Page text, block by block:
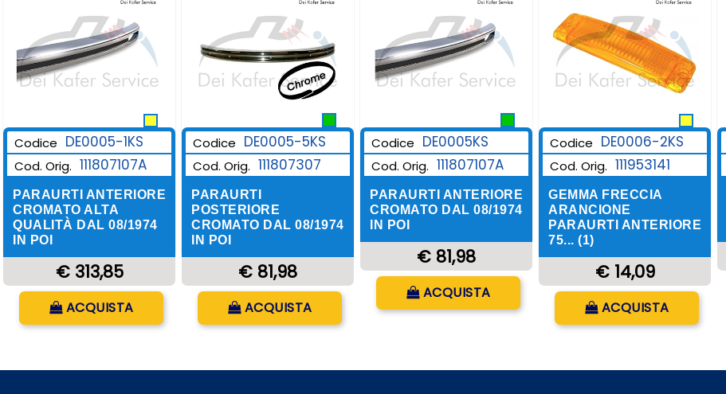
Codice DE0005-1KS
Cod. Orig. 111807107A
PARAURTI ANTERIORE
CROMATO ALTA
QUALITÀ DAL 08/1974
IN POI
€ 313,85
Quantità
ACQUISTA
Codice DE0005-5KS
Cod. Orig. 111807307
PARAURTI
POSTERIORE
CROMATO DAL 08/1974
IN POI
€ 81,98
Quantità
ACQUISTA
Codice DE0005KS
Cod. Orig. 111807107A
PARAURTI ANTERIORE
CROMATO DAL 08/1974
IN POI
€ 81,98
Quantità
ACQUISTA
Codice DE0006-2KS
Cod. Orig. 111953141
GEMMA FRECCIA
ARANCIONE
PARAURTI ANTERIORE
75... (1)
€ 14,09
Quantità
ACQUISTA